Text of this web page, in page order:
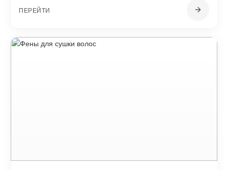
ПЕРЕЙТИ